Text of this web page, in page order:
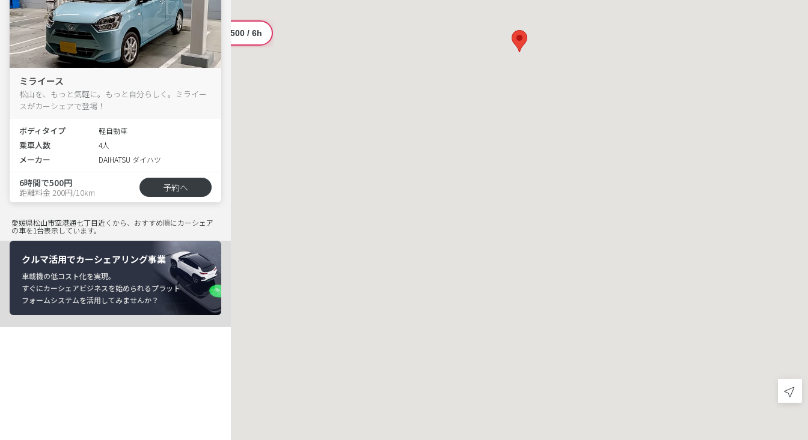
ミライース
松山を、もっと気軽に。もっと自分らしく。ミライー
スがカーシェアで登場！
ボディタイプ 軽自動車
乗車人数 4人
メーカー DAIHATSU ダイハツ
6時間で500円
距離料金 200円/10km 予約へ
愛媛県松山市空港通七丁目近くから、おすすめ順にカーシェア
の車を1台表示しています。
クルマ活用でカーシェアリング事業
車載機の低コスト化を実現。
すぐにカーシェアビジネスを始められるプラット
フォームシステムを活用してみませんか？